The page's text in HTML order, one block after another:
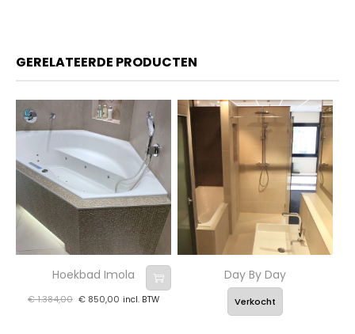
GERELATEERDE PRODUCTEN
Hoekbad Imola
€1.384,00 €850,00 incl. BTW
Day By Day
Verkocht